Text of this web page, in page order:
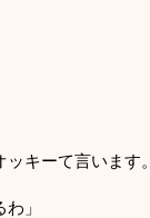
キーて言います。
」